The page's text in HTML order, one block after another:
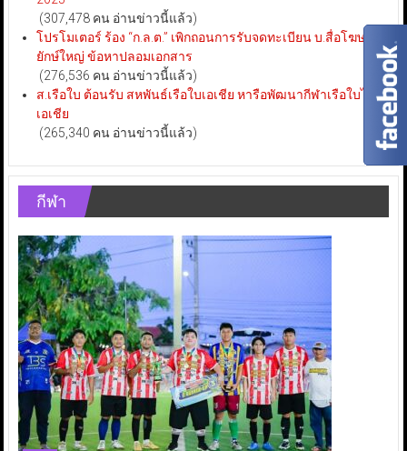
(307,478 คน อ่านข่าวนี้แล้ว)
โปรโมเตอร์ ร้อง “ก.ล.ต.” เพิกถอนการรับจดทะเบียน บ.สื่อโฆษณา
ยักษ์ใหญ่ ข้อหาปลอมเอกสาร
(276,536 คน อ่านข่าวนี้แล้ว)
ส.เรือใบ ต้อนรับ สหพันธ์เรือใบเอเชีย หารือพัฒนากีฬาเรือใบไทย-
เอเชีย
(265,340 คน อ่านข่าวนี้แล้ว)
กีฬา